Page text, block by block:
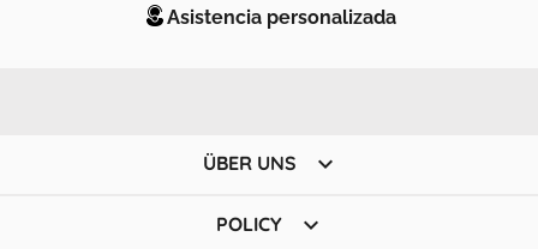
Asistencia personalizada
ÜBER UNS 
POLICY 